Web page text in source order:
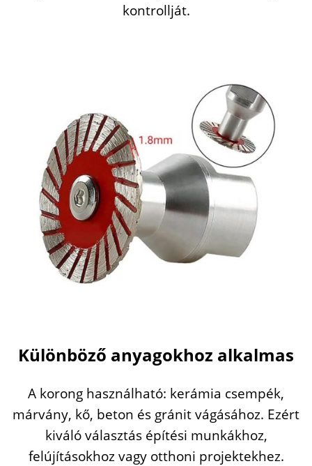
kontrollját.
Különböző anyagokhoz alkalmas
A korong használható: kerámia csempék,
márvány, kő, beton és gránitvágásához. Ezért
kiválóválasztás építési munkákhoz,
felújításokhozvagy otthoni projektekhez.